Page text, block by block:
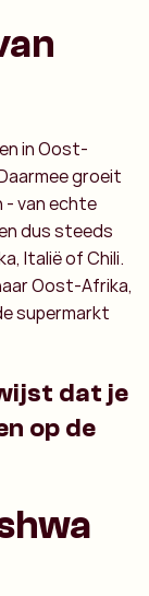
in Oost-
groeit
- van echte
dus steeds
Italië of Chili.
Oost-Afrika,
supermarkt
dat je
op de